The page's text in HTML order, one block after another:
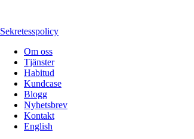
Sekretesspolicy
Om oss
Tjänster
Habitud
Kundcase
Blogg
Nyhetsbrev
Kontakt
English